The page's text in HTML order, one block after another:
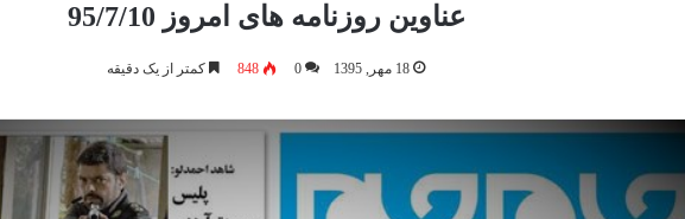
عناوین روزنامه های امروز 95/7/10
18 مهر, 1395 0
848 کمتر از یک دقیقه